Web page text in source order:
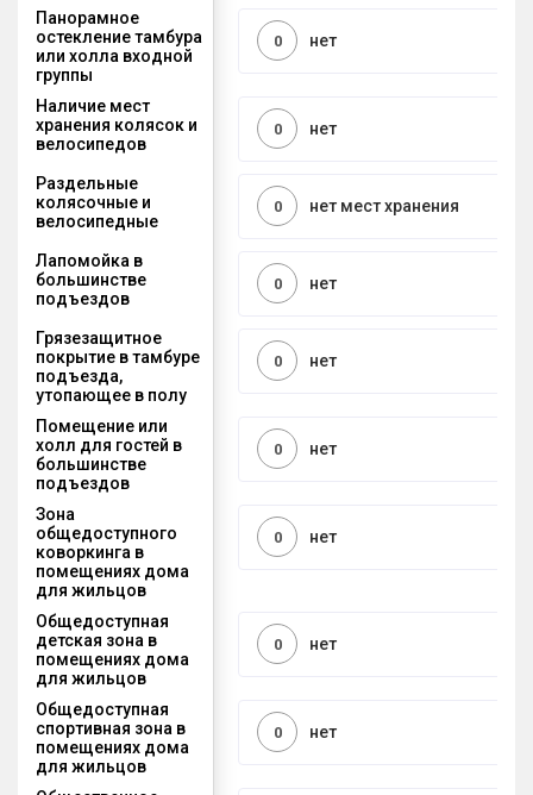
Панорамное
остекление тамбура
или холла входной
группы
нет
0
Наличие мест
хранения колясок и
велосипедов
нет
0
Раздельные
колясочные и
велосипедные
нет мест хранения
0
Лапомойка в
большинстве
подъездов
нет
0
Грязезащитное
покрытие в тамбуре
подъезда,
утопающее в полу
нет
0
Помещение или
холл для гостей в
большинстве
подъездов
нет
0
Зона
общедоступного
коворкинга в
помещениях дома
для жильцов
нет
0
Общедоступная
детская зона в
помещениях дома
для жильцов
нет
0
Общедоступная
спортивная зона в
помещениях дома
для жильцов
нет
0